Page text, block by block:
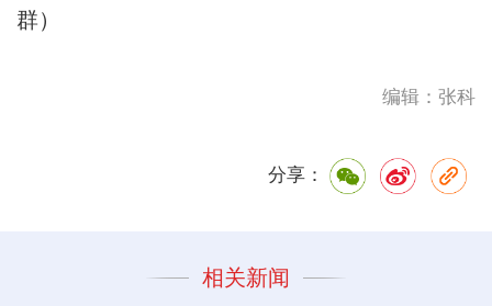
群）
编辑：张科
分享：
相关新闻